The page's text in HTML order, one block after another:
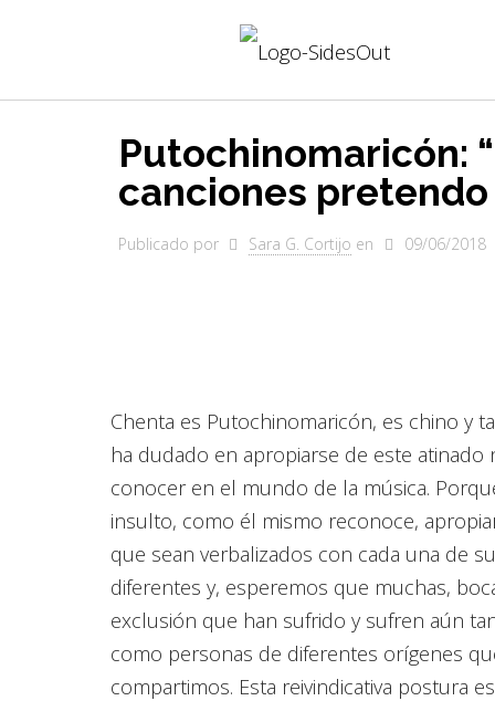
Putochinomaricón:
canciones
Publicado por Sara G. Cortijo en 09/06/2018
Chenta es Putochinomaricón, es chino y
ha dudado en apropiarse de este atinado
conocer en el mundo de la música.
insulto, como él mismo reconoce,
que sean verbalizados con cada una de
diferentes y, esperemos que muchas,
exclusión que han sufrido y sufren aún
como personas de diferentes orígenes
compartimos. Esta reivindicativa postura